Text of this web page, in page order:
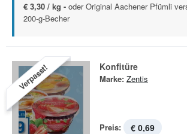
€ 3,30 / kg - oder Original Aachener Pfümli
200-g-Becher
Verpasst! Konfitüre
Marke: Zentis
Preis: € 0,69